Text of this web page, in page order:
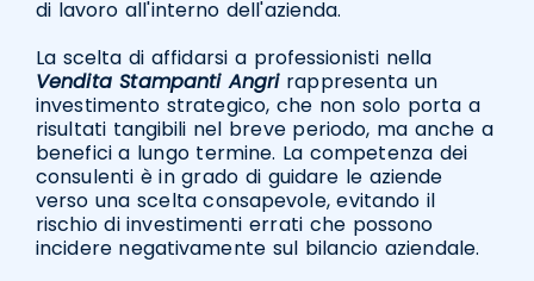
di lavoro all'interno dell'azienda.
La scelta di affidarsi a professionisti nella
Vendita Stampanti Angrirappresenta un
investimento strategico, che non solo porta a
risultati tangibili nel breve periodo, ma anche a
benefici a lungo termine. La competenza dei
consulenti è in grado di guidare le aziende
verso una scelta consapevole, evitando il
rischio di investimenti errati che possono
incidere negativamente sul bilancio aziendale.